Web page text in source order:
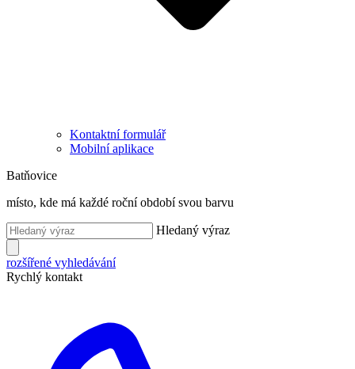
Kontaktní formulář
Mobilní aplikace
Batňovice
místo, kde má každé roční období svou barvu
Hledaný výraz
rozšířené vyhledávání
Rychlý kontakt